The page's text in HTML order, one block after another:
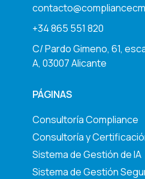
+34 865 551 820
C/ Pardo Gimeno, 61,
A, 03007 Alicante
PÁGINAS
Consultoría Compliance
Consultoría y
Sistema de Gestión de IA
Sistema de Gestión